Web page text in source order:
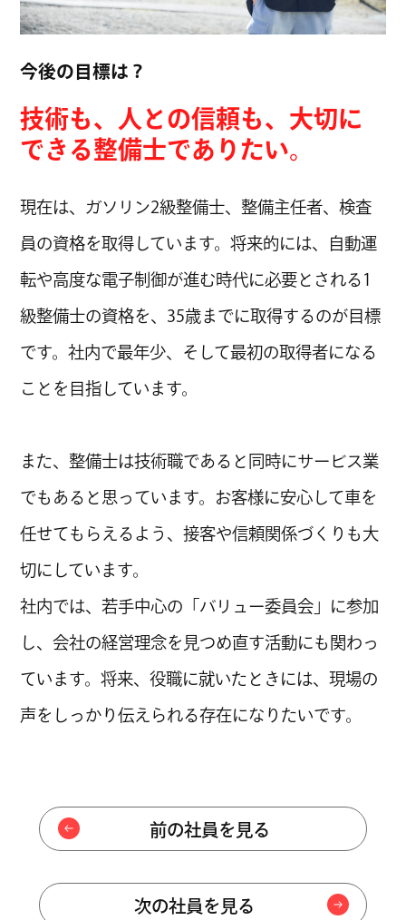
今後の目標は？
技術も、人との信頼も、大切に
できる整備士でありたい。
現在は、ガソリン2級整備士、整備主任者、検査
員の資格を取得しています。将来的には、自動運
転や高度な電子制御が進む時代に必要とされる1
級整備士の資格を、35歳までに取得するのが目標
です。社内で最年少、そして最初の取得者になる
ことを目指しています。
また、整備士は技術職であると同時にサービス業
でもあると思っています。お客様に安心して車を
任せてもらえるよう、接客や信頼関係づくりも大
切にしています。
社内では、若手中心の「バリュー委員会」に参加
し、会社の経営理念を見つめ直す活動にも関わっ
ています。将来、役職に就いたときには、現場の
声をしっかり伝えられる存在になりたいです。
前の社員を見る
次の社員を見る